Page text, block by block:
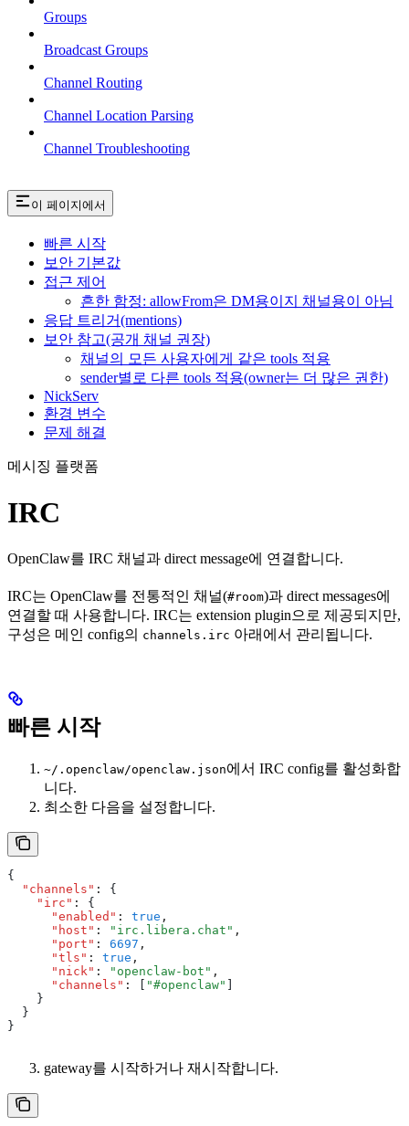
Groups
Broadcast Groups
Channel Routing
Channel Location Parsing
Channel Troubleshooting
이 페이지에서
빠른 시작
보안 기본값
접근 제어
흔한 함정: allowFrom은 DM용이지 채널용이 아님
응답 트리거(mentions)
보안 참고(공개 채널 권장)
채널의 모든 사용자에게 같은 tools 적용
sender별로 다른 tools 적용(owner는 더 많은 권한)
NickServ
환경 변수
문제 해결
메시징 플랫폼
IRC
OpenClaw를 IRC 채널과 direct message에 연결합니다.
IRC는 OpenClaw를 전통적인 채널(#room)과 direct messages에
연결할 때 사용합니다. IRC는 extension plugin으로 제공되지만,
구성은 메인 config의 channels.irc 아래에서 관리됩니다.
빠른 시작
~/.openclaw/openclaw.json에서 IRC config를 활성화합
니다.
최소한 다음을 설정합니다.
{
  "channels"
:
{
    "irc"
:
{
      "enabled"
: true ,
      "host"
: "irc.libera.chat" ,
      "port"
: 6697 ,
      "tls"
: true ,
      "nick"
: "openclaw-bot" ,
      "channels"
: [ "#openclaw" ]
    }
  }
}
gateway를 시작하거나 재시작합니다.